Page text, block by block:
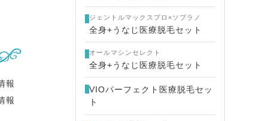
24,800円
ッカ 14,800円
パーヴェルヴェットスキン 19,800円
報
報
ジェントルマックスプロ×ソプラノ
全身+うなじ医療脱毛セット
オールマシンセレクト
全身+うなじ医療脱毛セット
VIOパーフェクト医療脱毛セッ
ト